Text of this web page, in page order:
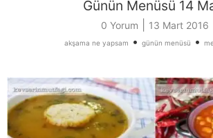
Günün Menüsü 14
0 Yorum 13 Mart 2016
akşama ne yapsam • günün menüsü •